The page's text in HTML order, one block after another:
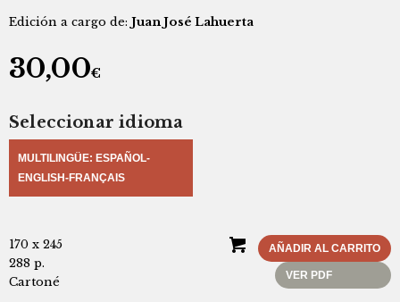
Edición a cargo de: Juan José Lahuerta
30,00€
Seleccionar idioma
MULTILINGÜE: ESPAÑOL-
ENGLISH-FRANÇAIS
170 x 245
288 p.
Cartoné
AÑADIR AL CARRITO
VER PDF